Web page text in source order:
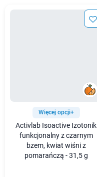
Więcej opcji+
Activlab Isoactive Izotonik
funkcjonalny z czarnym
bzem, kwiat wiśni z
pomarańczą - 31,5 g